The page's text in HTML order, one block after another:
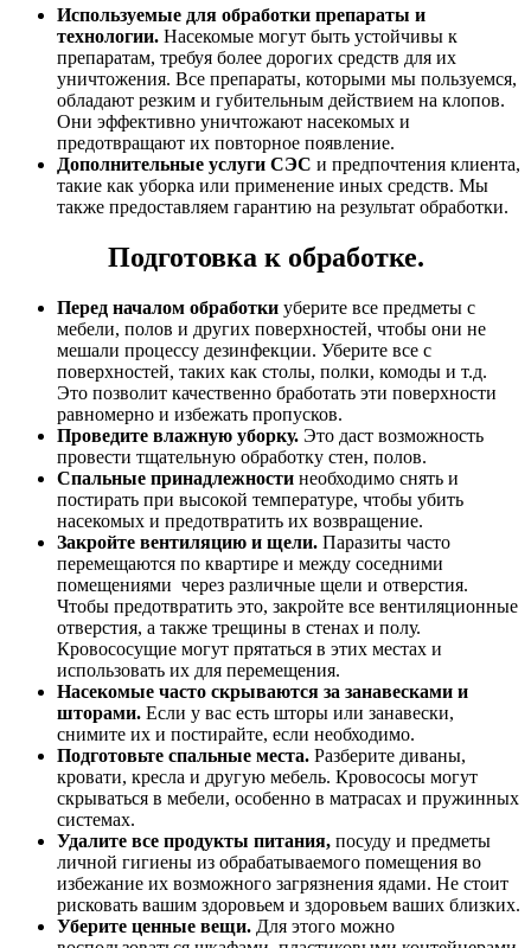
Используемые для обработки препараты и
технологии. Насекомые могут быть устойчивы к
препаратам, требуя более дорогих средств для их
уничтожения. Все препараты, которыми мы пользуемся,
обладают резким и губительным действием на клопов.
Они эффективно уничтожают насекомых и
предотвращают их повторное появление.
Дополнительные услуги СЭС и предпочтения клиента,
такие как уборка или применение иных средств. Мы
также предоставляем гарантию на результат обработки.
Подготовка к обработке.
Перед началом обработки уберите все предметы с
мебели, полов и других поверхностей, чтобы они не
мешали процессу дезинфекции. Уберите все с
поверхностей, таких как столы, полки, комоды и т.д.
Это позволит качественно бработать эти поверхности
равномерно и избежать пропусков.
Проведите влажную уборку. Это даст возможность
провести тщательную обработку стен, полов.
Спальные принадлежности необходимо снять и
постирать при высокой температуре, чтобы убить
насекомых и предотвратить их возвращение.
Закройте вентиляцию и щели. Паразиты часто
перемещаются по квартире и между соседними
помещениями через различные щели и отверстия.
Чтобы предотвратить это, закройте все вентиляционные
отверстия, а также трещины в стенах и полу.
Кровососущие могут прятаться в этих местах и
использовать их для перемещения.
Насекомые часто скрываются за занавесками и
шторами. Если у вас есть шторы или занавески,
снимите их и постирайте, если необходимо.
Подготовьте спальные места. Разберите диваны,
кровати, кресла и другую мебель. Кровососы могут
скрываться в мебели, особенно в матрасах и пружинных
системах.
Удалите все продукты питания, посуду и предметы
личной гигиены из обрабатываемого помещения во
избежание их возможного загрязнения ядами. Не стоит
рисковать вашим здоровьем и здоровьем ваших близких.
Уберите ценные вещи. Для этого можно